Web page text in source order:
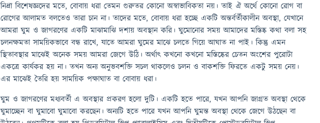
নিদ্রা বিশেষজ্ঞদের মতে, বোবায় ধরা তেমন গুরুতর কোনো অস্বাভাবিকতা নয়। তাই ঐ অর্থে কোনো রোগ বা
রোগের আলামত বলতেও তারা চান না। তাদের মতে, বোবায় ধরা হচ্ছে একটি অন্তর্বর্তীকালীন অবস্থা, যেখানে
আমরা ঘুম ও জাগরণের একটি মাঝামাঝি দশায় অবস্থান করি। ঘুমোনোর সময় আমাদের মস্তিষ্ক কথা বলা সহ
চলনক্ষমতা সাময়িকভাবে বন্ধ রাখে, যাতে আমরা ঘুমের মাঝে চলতে গিয়ে আঘাত না পাই। কিন্তু এমন
স্থিতাবস্থার মাঝেই অনেক সময় আমরা জেগে উঠি। অর্থাৎ কখনো কখনো মস্তিষ্কের চেতন অংশের পুরোটা
একত্রে কার্যকর হয় না। তখন অন্য অনুভবশক্তি সচল থাকলেও চলন ও বাকশক্তি ফিরতে একটু সময় নেয়।
এর মাঝেই তৈরি হয় সাময়িক পক্ষাঘাত বা বোবায় ধরা।
ঘুম ও জাগরণের মধ্যবর্তী এ অবস্থার প্রকরণ হলো দুটি। একটি হতে পারে, যখন আপনি জাগ্রত অবস্থা থেকে
ঘুমাচ্ছেন বা ঘুমাবো ঘুমাবো করছেন। অন্যটি হতে পারে যখন আপনি ঘুমন্ত অবস্থা থেকে জেগে উঠছেন বা